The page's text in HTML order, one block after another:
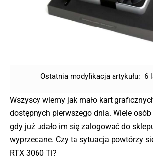
Ostatnia modyfikacja artykułu: 6
Wszyscy wiemy jak mało kart
dostępnych pierwszego dnia. Wiele osób
gdy już udało im się zalogować do
wyprzedane. Czy ta sytuacja powtórzy
RTX 3060 Ti?